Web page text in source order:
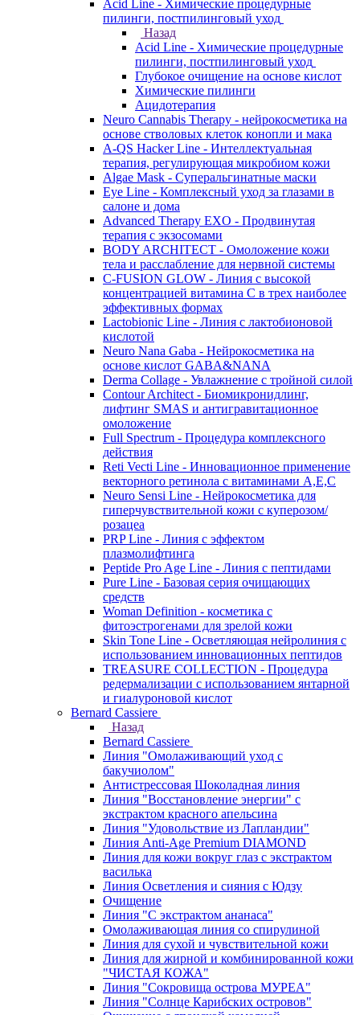
Acid Line - Химические процедурные
пилинги, постпилинговый уход
Назад
Acid Line - Химические процедурные
пилинги, постпилинговый уход
Глубокое очищение на основе кислот
Химические пилинги
Ацидотерапия
Neuro Cannabis Therapy - нейрокосметика на
основе стволовых клеток конопли и мака
A-QS Hacker Line - Интеллектуальная
терапия, регулирующая микробиом кожи
Algae Mask - Суперальгинатные маски
Eye Line - Комплексный уход за глазами в
салоне и дома
Advanced Therapy EXO - Продвинутая
терапия с экзосомами
BODY ARCHITECT - Омоложение кожи
тела и расслабление для нервной системы
C-FUSION GLOW - Линия с высокой
концентрацией витамина C в трех наиболее
эффективных формах
Lactobionic Line - Линия с лактобионовой
кислотой
Neuro Nana Gaba - Нейрокосметика на
основе кислот GABA&NANA
Derma Collage - Увлажнение с тройной силой
Contour Architect - Биомикронидлинг,
лифтинг SMAS и антигравитационное
омоложение
Full Spectrum - Процедура комплексного
действия
Reti Vecti Line - Инновационное применение
векторного ретинола с витаминами A,Е,С
Neuro Sensi Line - Нейрокосметика для
гиперчувствительной кожи с куперозом/
розацеа
PRP Line - Линия с эффектом
плазмолифтинга
Peptide Pro Age Line - Линия с пептидами
Pure Line - Базовая серия очищающих
средств
Woman Definition - косметика с
фитоэстрогенами для зрелой кожи
Skin Tone Line - Осветляющая нейролиния с
использованием инновационных пептидов
TREASURE COLLECTION - Процедура
редермализации с использованием янтарной
и гиалуроновой кислот
Bernard Cassiere
Назад
Bernard Cassiere
Линия "Омолаживающий уход с
бакучиолом"
Антистрессовая Шоколадная линия
Линия "Восстановление энергии" с
экстрактом красного апельсина
Линия "Удовольствие из Лапландии"
Линия Anti-Age Premium DIAMOND
Линия для кожи вокруг глаз с экстрактом
василька
Линия Осветления и сияния с Юдзу
Очищение
Линия "С экстрактом ананаса"
Омолаживающая линия со спирулиной
Линия для сухой и чувствительной кожи
Линия для жирной и комбинированной кожи
"ЧИСТАЯ КОЖА"
Линия "Сокровища острова МУРЕА"
Линия "Солнце Карибских островов"